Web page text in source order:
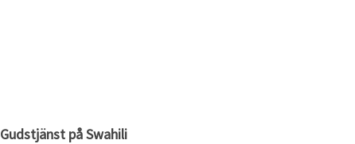
Gudstjänst på Swahili